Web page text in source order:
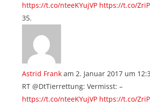
https://t.co/nteeKYujVP https://t.co/
Astrid Frank am 2. Januar 2017 um
RT @DtTierrettung: Vermisst: –
https://t.co/nteeKYujVP https://t.co/